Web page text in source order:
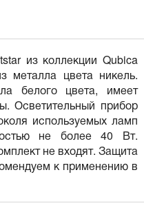
из коллекции Qubica
металла цвета никель.
белого цвета, имеет
Осветительный прибор
используемых ламп
не более 40 Вт.
не входят. Защита
к применению в